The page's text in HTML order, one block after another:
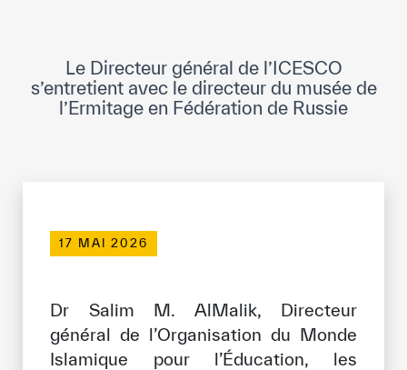
Normes Internationales de Qualité et
d’Excellence
Secrétariat Général
Notre impact
Objectifs de développement durable
Le Directeur général de l’ICESCO
s’entretient avec le directeur du musée de
l’Ermitage en Fédération de Russie
17 MAI 2026
Dr Salim M. AlMalik, Directeur
général de l’Organisation du Monde
Islamique pour l’Éducation, les